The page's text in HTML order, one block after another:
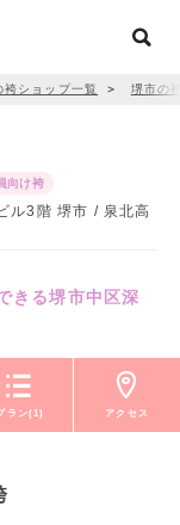
袴ショップ一覧 ＞ 堺市の
向け袴
ル3階 堺市 / 泉北高
きる堺市中区深
ラン(1) アクセス